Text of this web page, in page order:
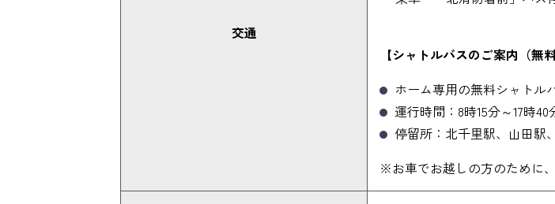
交通
【シャトルバスのご案内（無料
ホーム専用の無料シャトル
運行時間：8時15分～17時40
停留所：北千里駅、山田駅
※お車でお越しの方のために